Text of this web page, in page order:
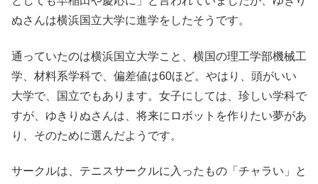
ぬさんは横浜国立大学に進学をしたそうです。
通っていたのは横浜国立大学こと、横国の理工学部機械工
学、材料系学科で、偏差値は60ほど。やはり、頭がいい
大学で、国立でもあります。女子にしては、珍しい学科で
すが、ゆきりぬさんは、将来にロボットを作りたい夢があ
り、そのために選んだようです。
サークルは、テニスサークルに入ったもの「チャラい」と